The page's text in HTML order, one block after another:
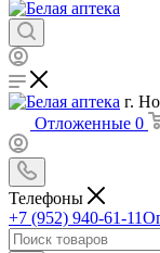
г.
Отложенные 0
Телефоны
+7 (952) 940-61-11